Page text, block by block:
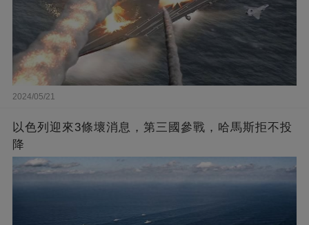
2024/05/21
以色列迎來3條壞消息，第三國參戰，哈馬斯拒不投
降